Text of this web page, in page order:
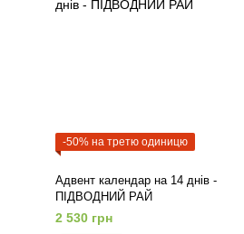
-50% на третю одиницю
Адвент календар на 14 днів -
ПІДВОДНИЙ РАЙ
2 530 грн